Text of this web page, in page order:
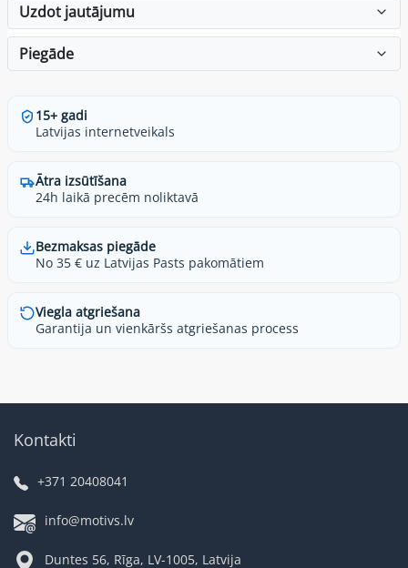
Uzdot jautājumu
Piegāde
15+ gadi
Latvijas internetveikals
Ātra izsūtīšana
24h laikā precēm noliktavā
Bezmaksas piegāde
No 35 € uz Latvijas Pasts pakomātiem
Viegla atgriešana
Garantija un vienkāršs atgriešanas process
Kontakti
+371 20408041
info@motivs.lv
Duntes 56, Rīga, LV-1005, Latvija